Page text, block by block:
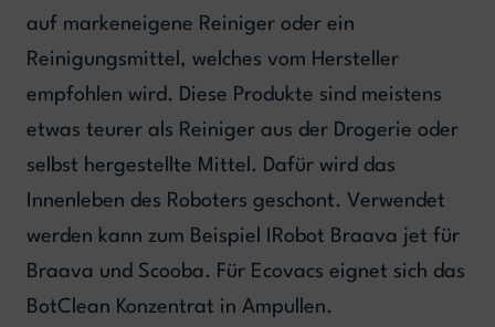
auf markeneigene Reiniger oder ein
Reinigungsmittel, welches vom Hersteller
empfohlen wird. Diese Produkte sind meistens
etwas teurer als Reiniger aus der Drogerie oder
selbst hergestellte Mittel. Dafür wird das
Innenleben des Roboters geschont. Verwendet
werden kann zum Beispiel IRobot Braava jet für
Braava und Scooba. Für Ecovacs eignet sich das
BotClean Konzentrat in Ampullen.